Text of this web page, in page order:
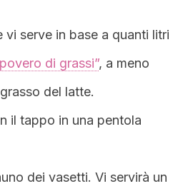
serve in base a quanti litri
di grassi”, a meno
del latte.
il tappo in una pentola
dei vasetti. Vi servirà un